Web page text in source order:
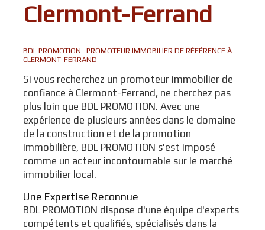
Clermont-Ferrand
BDL PROMOTION : PROMOTEUR IMMOBILIER DE RÉFÉRENCE À
CLERMONT-FERRAND
Si vous recherchez un promoteur immobilier de
confiance à Clermont-Ferrand, ne cherchez pas
plus loin que BDL PROMOTION. Avec une
expérience de plusieurs années dans le domaine
de la construction et de la promotion
immobilière, BDL PROMOTION s'est imposé
comme un acteur incontournable sur le marché
immobilier local.
Une Expertise Reconnue
BDL PROMOTION dispose d'une équipe d'experts
compétents et qualifiés, spécialisés dans la